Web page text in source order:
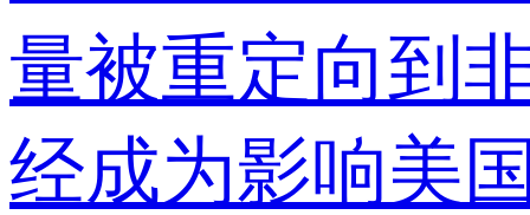
量被重定向到
经成为影响美